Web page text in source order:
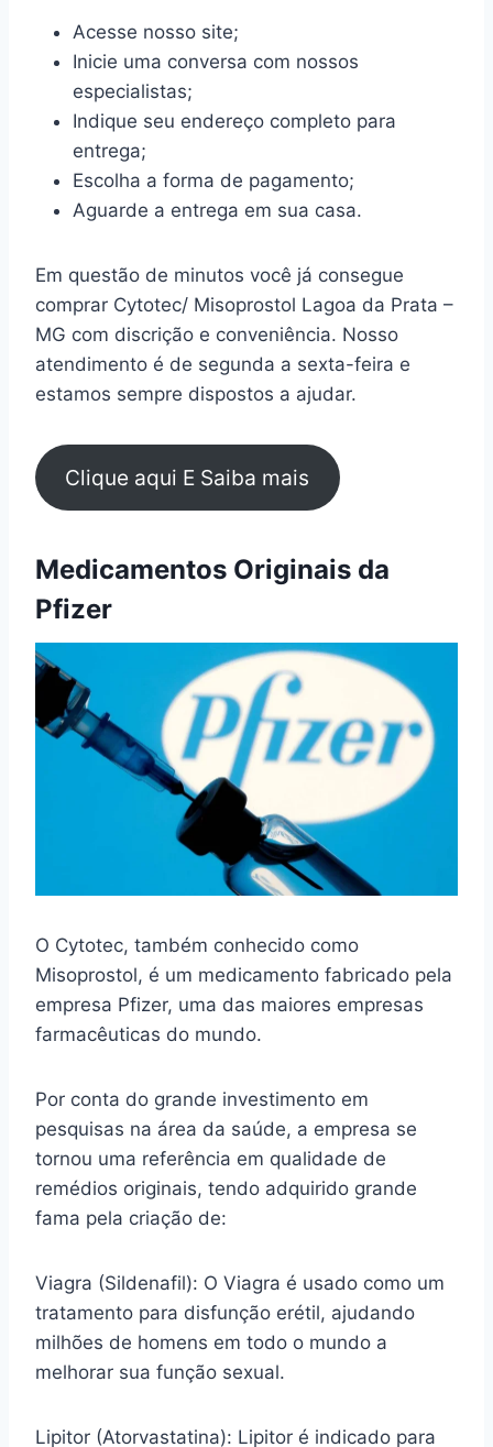
Acesse nosso site;
Inicie uma conversa com nossos
especialistas;
Indique seu endereço completo para
entrega;
Escolha a forma de pagamento;
Aguarde a entrega em sua casa.
Em questão de minutos você já consegue
comprar Cytotec/ Misoprostol Lagoa da Prata –
MG com discrição e conveniência. Nosso
atendimento é de segunda a sexta-feira e
estamos sempre dispostos a ajudar.
Clique aqui E Saiba mais
Medicamentos Originais da
Pfizer
O Cytotec, também conhecido como
Misoprostol, é um medicamento fabricado pela
empresa Pfizer, uma das maiores empresas
farmacêuticas do mundo.
Por conta do grande investimento em
pesquisas na área da saúde, a empresa se
tornou uma referência em qualidade de
remédios originais, tendo adquirido grande
fama pela criação de:
Viagra (Sildenafil): O Viagra é usado como um
tratamento para disfunção erétil, ajudando
milhões de homens em todo o mundo a
melhorar sua função sexual.
Lipitor (Atorvastatina): Lipitor é indicado para